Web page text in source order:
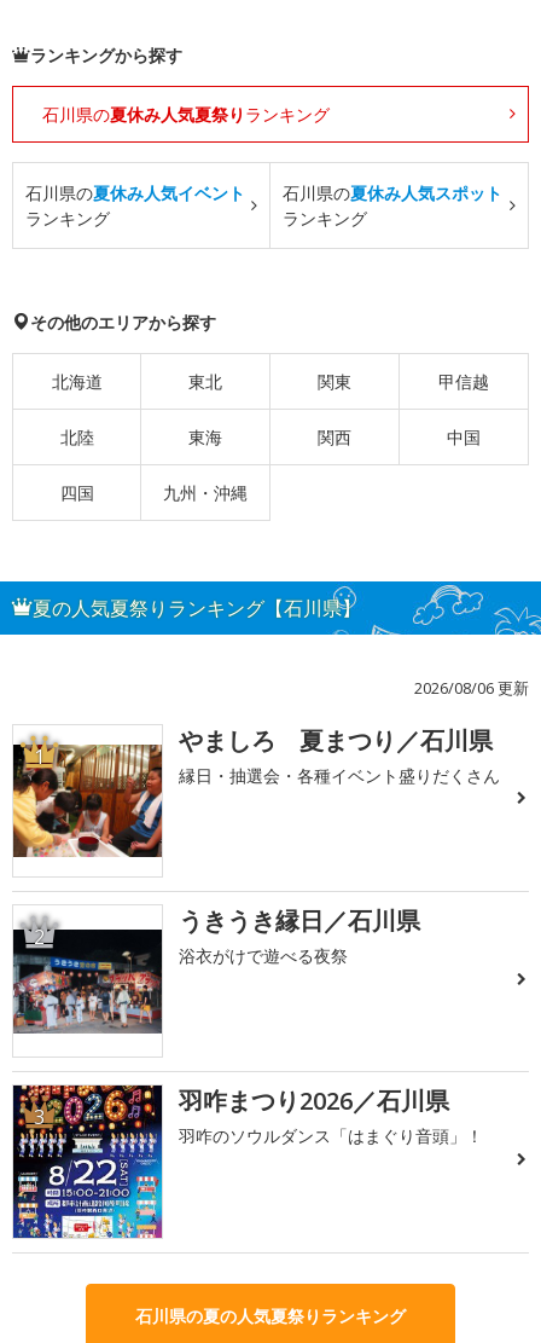
ランキングから探す
石川県の夏休み人気夏祭り ランキング
石川県の夏休み人気イベント
ランキング
石川県の夏休み人気スポット
ランキング
その他のエリアから探す
北海道 東北 関東 甲信越
北陸 東海 関西 中国
四国 九州・沖縄
夏の人気夏祭りランキング【石川県】
2026/08/06 更新
1 やましろ 夏まつり／石川県
縁日・抽選会・各種イベント盛りだくさん
2 うきうき縁日／石川県
浴衣がけで遊べる夜祭
3 羽咋まつり2026／石川県
羽咋のソウルダンス「はまぐり音頭」！
石川県の夏の人気夏祭りランキング